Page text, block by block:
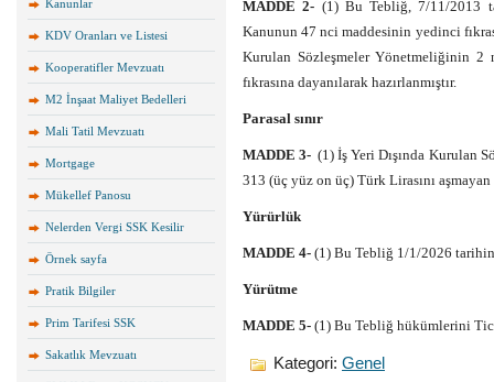
Kanunlar
KDV Oranları ve Listesi
Kooperatifler Mevzuatı
M2 İnşaat Maliyet Bedelleri
Mali Tatil Mevzuatı
Mortgage
Mükellef Panosu
Nelerden Vergi SSK Kesilir
Örnek sayfa
Pratik Bilgiler
Prim Tarifesi SSK
Sakatlık Mevzuatı
MADDE 2- (1) Bu Tebliğ, 7/11/2013
Kanunun 47 nci maddesinin yedinci
Kurulan Sözleşmeler Yönetmeliğinin 2
fıkrasına dayanılarak hazırlanmıştır.
Parasal sınır
MADDE 3- (1) İş Yeri Dışında Kurulan
313 (üç yüz on üç) Türk Lirasını
Yürürlük
MADDE 4- (1) Bu Tebliğ 1/1/2026
Yürütme
MADDE 5- (1) Bu Tebliğ hükümlerini
Kategori: Genel